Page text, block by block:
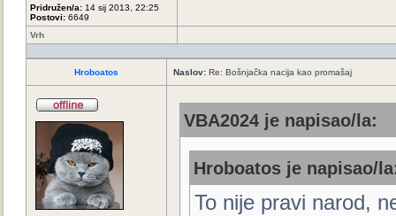
Pridružen/a: 14 sij 2013, 22:25
Postovi: 6649
Vrh
Hroboatos Naslov: Re: Bošnjačka nacija kao promašaj
VBA2024 je napisao/la:
Hroboatos je napisao/
To nije pravi narod,